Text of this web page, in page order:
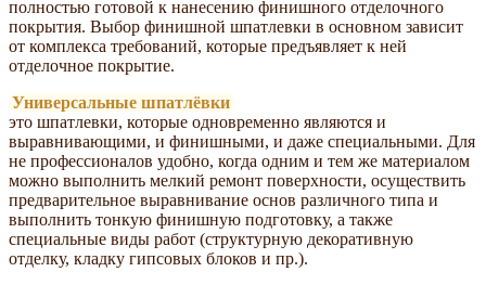
полностью готовой к нанесению финишного отделочного
покрытия. Выбор финишной шпатлевки в основном зависит
от комплекса требований, которые предъявляет к ней
отделочное покрытие.
Универсальные шпатлёвки
это шпатлевки, которые одновременно являются и
выравнивающими, и финишными, и даже специальными. Для
не профессионалов удобно, когда одним и тем же материалом
можно выполнить мелкий ремонт поверхности, осуществить
предварительное выравнивание основ различного типа и
выполнить тонкую финишную подготовку, а также
специальные виды работ (структурную декоративную
отделку, кладку гипсовых блоков и пр.).